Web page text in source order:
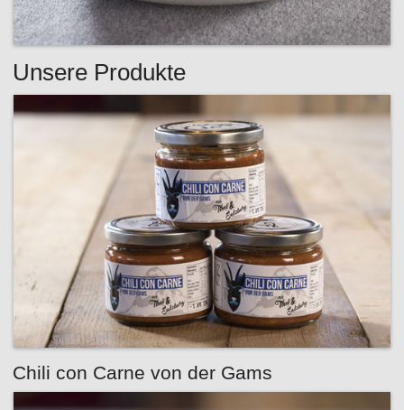
Unsere Produkte
Chili con Carne von der Gams